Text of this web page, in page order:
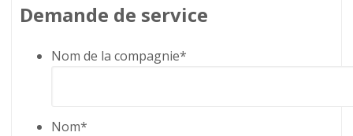
Demande de service
Nom de la compagnie*
Nom*